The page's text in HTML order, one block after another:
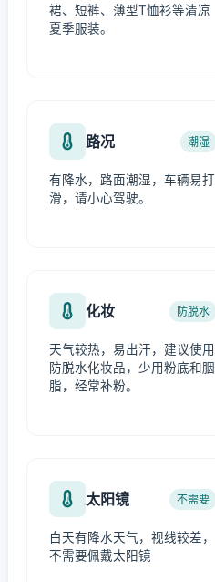
裙、短裤、薄型T恤衫等清凉
夏季服装。
路况 潮湿
有降水，路面潮湿，车辆易打
滑，请小心驾驶。
化妆 防脱水
天气较热，易出汗，建议使用
防脱水化妆品，少用粉底和胭
脂，经常补粉。
太阳镜 不需要
白天有降水天气，视线较差，
不需要佩戴太阳镜